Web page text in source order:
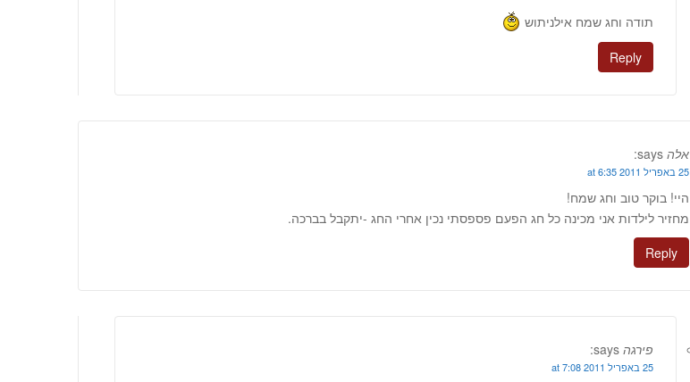
תודה וחג שמח אילניתוש
Reply
אלה says:
25 באפריל 2011 at 6:35
היי! בוקר טוב וחג שמח!
מחזיר לילדות אני מכינה כל חג הפעם פספסתי נכין אחרי החג -יתקבל בברכה.
Reply
פירגה says:
25 באפריל 2011 at 7:08